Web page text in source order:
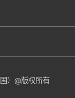
）@版权所有